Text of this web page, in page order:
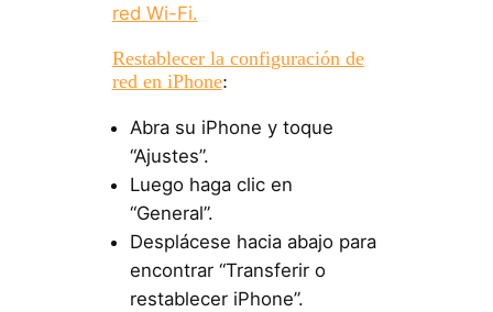
red Wi-Fi.
Restablecer la configuración de
red en iPhone:
Abra su iPhone y toque
“Ajustes”.
Luego haga clic en
“General”.
Desplácese hacia abajo para
encontrar “Transferir o
restablecer iPhone”.